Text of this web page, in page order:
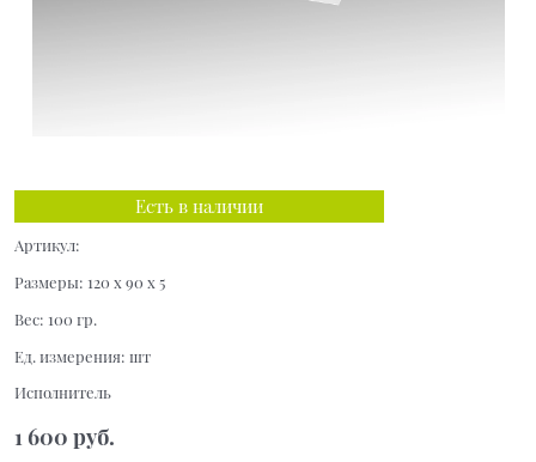
Есть в наличии
Артикул:
Размеры: 120 x 90 x 5
Вес: 100 гр.
Ед. измерения: шт
Исполнитель
1 600 руб.